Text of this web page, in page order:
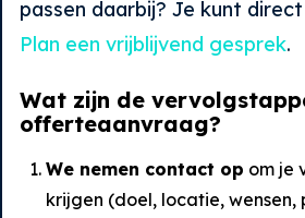
passen daarbij? Je kunt
Plan een vrijblijvend gesprek.
Wat zijn de
offerteaanvraag?
We nemen contact op om je
krijgen (doel, locatie, wensen,